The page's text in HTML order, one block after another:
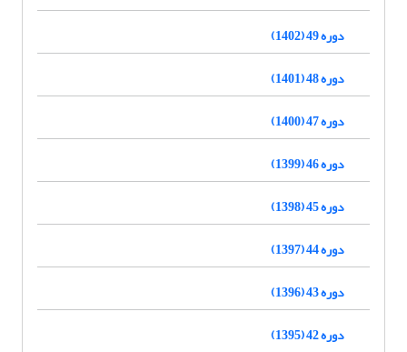
دوره 49 (1402)
دوره 48 (1401)
دوره 47 (1400)
دوره 46 (1399)
دوره 45 (1398)
دوره 44 (1397)
دوره 43 (1396)
دوره 42 (1395)